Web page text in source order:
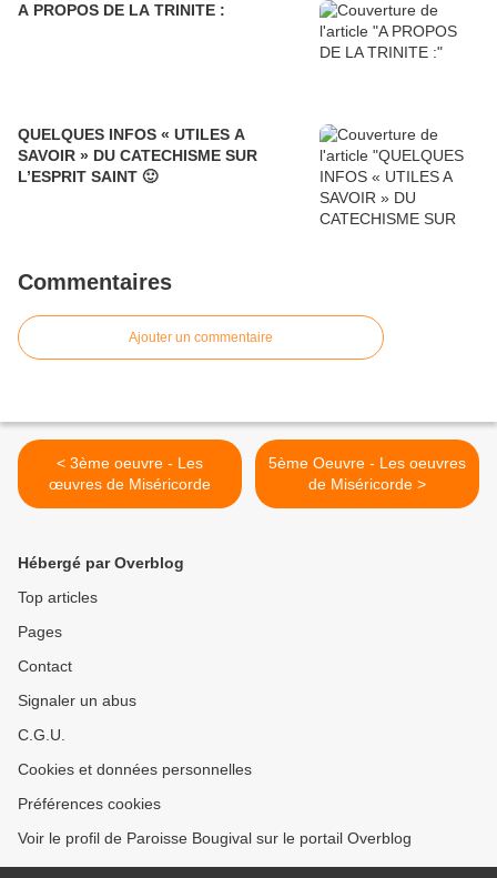
A PROPOS DE LA TRINITE :
QUELQUES INFOS « UTILES A
SAVOIR » DU CATECHISME SUR
L’ESPRIT SAINT 🙂
Commentaires
Ajouter un commentaire
< 3ème oeuvre - Les
œuvres de Miséricorde
5ème Oeuvre - Les oeuvres
de Miséricorde >
Hébergé par Overblog
Top articles
Pages
Contact
Signaler un abus
C.G.U.
Cookies et données personnelles
Préférences cookies
Voir le profil de Paroisse Bougival sur le portail Overblog